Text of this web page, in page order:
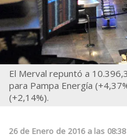
El Merval repuntó a
para Pampa Energía
(+2,14%).
26 de Enero de 2016 a las 08:38